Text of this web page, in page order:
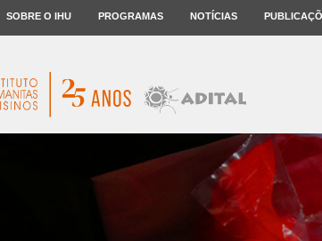
SOBRE O IHU PROGRAMAS NOTÍCIAS